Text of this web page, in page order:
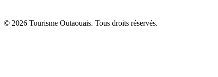
© 2026 Tourisme Outaouais. Tous droits réservés.